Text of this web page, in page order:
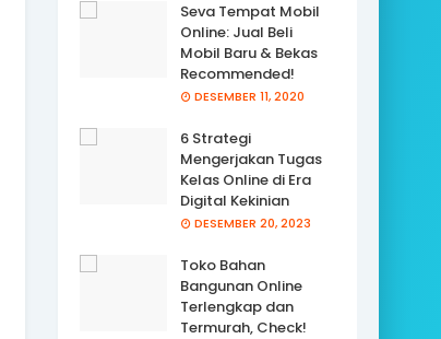
Seva Tempat Mobil
Online: Jual Beli
Mobil Baru & Bekas
Recommended!
DESEMBER 11, 2020
6 Strategi
Mengerjakan Tugas
Kelas Online di Era
Digital Kekinian
DESEMBER 20, 2023
Toko Bahan
Bangunan Online
Terlengkap dan
Termurah, Check!